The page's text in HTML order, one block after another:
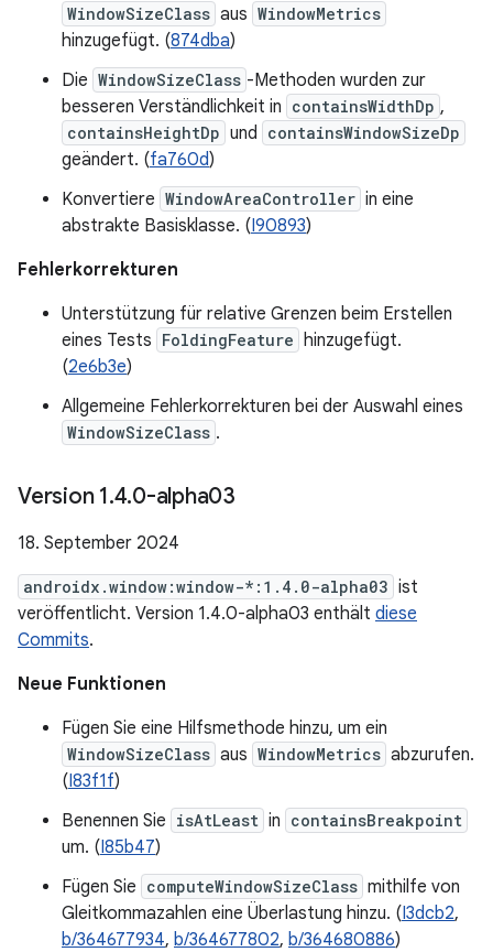
WindowSizeClass aus WindowMetrics
hinzugefügt. (874dba)
Die WindowSizeClass -Methoden wurden zur
besseren Verständlichkeit in containsWidthDp ,
containsHeightDp und containsWindowSizeDp
geändert. (fa760d)
Konvertiere WindowAreaController in eine
abstrakte Basisklasse. (I90893)
Fehlerkorrekturen
Unterstützung für relative Grenzen beim Erstellen
eines Tests FoldingFeature hinzugefügt.
(2e6b3e)
Allgemeine Fehlerkorrekturen bei der Auswahl eines
WindowSizeClass .
Version 1.4.0-alpha03
18. September 2024
androidx.window:window-*:1.4.0-alpha03 ist
veröffentlicht. Version 1.4.0-alpha03 enthält diese
Commits.
Neue Funktionen
Fügen Sie eine Hilfsmethode hinzu, um ein
WindowSizeClass aus WindowMetrics abzurufen.
(I83f1f)
Benennen Sie isAtLeast in containsBreakpoint
um. (I85b47)
Fügen Sie computeWindowSizeClass mithilfe von
Gleitkommazahlen eine Überlastung hinzu. (I3dcb2,
b/364677934, b/364677802, b/364680886)